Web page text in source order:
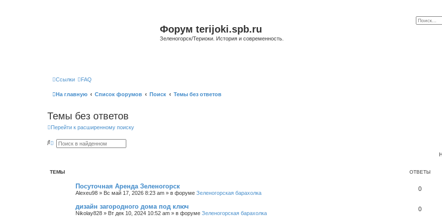
Форум terijoki.spb.ru
Зеленогорск/Териоки. История и современность.
Ссылки FAQ
На главную Список форумов Поиск Темы без ответов
Темы без ответов
Перейти к расширенному поиску
П Р
р
ТЕМЫ ОТВЕТЫ
Посуточная Аренда Зеленогорск
Alexeu98 » Вс май 17, 2026 8:23 am » в форуме Зеленогорская барахолка
0
дизайн загородного дома под ключ
Nikolay828 » Вт дек 10, 2024 10:52 am » в форуме Зеленогорская барахолка
0